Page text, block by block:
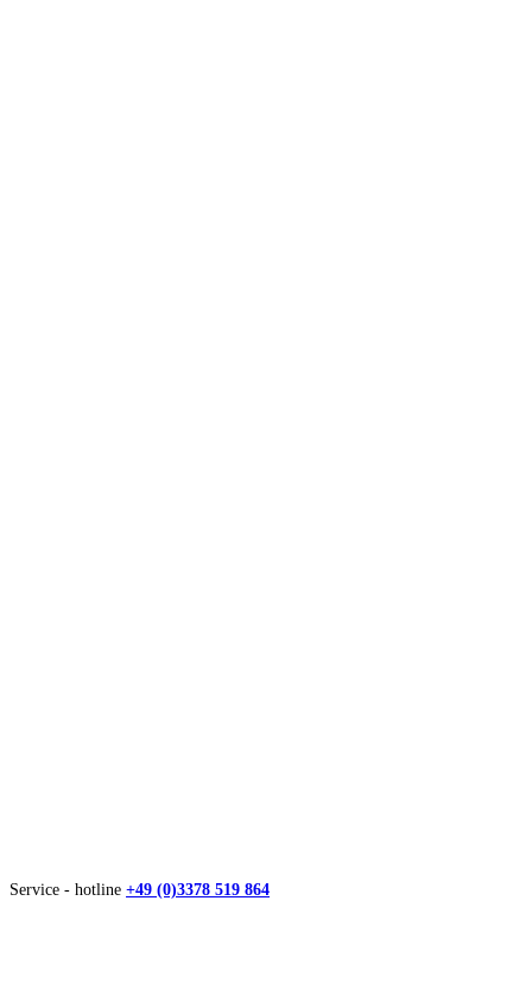
Service - hotline +49 (0)3378 519 864